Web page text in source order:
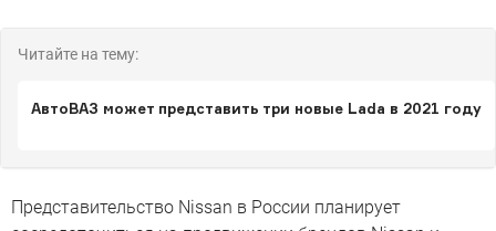
Читайте на тему:
АвтоВАЗ может представить три новые Lada в 2021 году
Представительство Nissan в России планирует